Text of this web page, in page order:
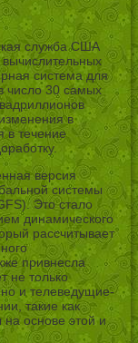
служба США
система для
число 30 самых
в
в течение
версия
системы
Это стало
динамического
рассчитывает
привнесла
не только
и телеведущие-
такие как
основе этой и